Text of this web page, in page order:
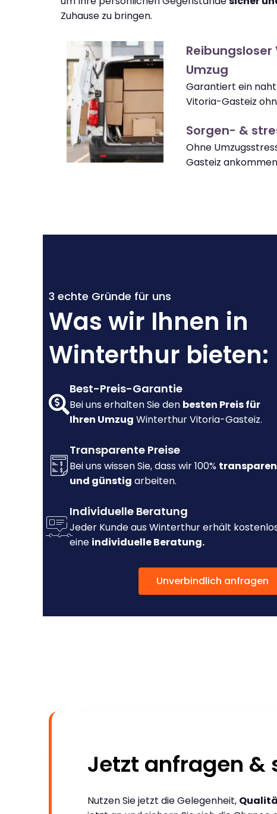
Zuhause zu bringen.
Umzug
Garantiert ein
Vitoria-Gasteiz
Sorgen- &
Ohne
Gasteiz
3 echte Gründe für uns
Was wir Ihnen in
Winterthur bieten:
Best-Preis-Garantie
Bei uns erhalten Sie den besten Preis für
Ihren Umzug Winterthur Vitoria-Gasteiz.
Transparente Preise
Bei uns wissen Sie, dass wir 100%
und günstig arbeiten.
Individuelle Beratung
Jeder Kunde aus Winterthur erhält
eine individuelle Beratung.
Unverbindlich anfragen
Jetzt anfragen &
Nutzen Sie jetzt die Gelegenheit,